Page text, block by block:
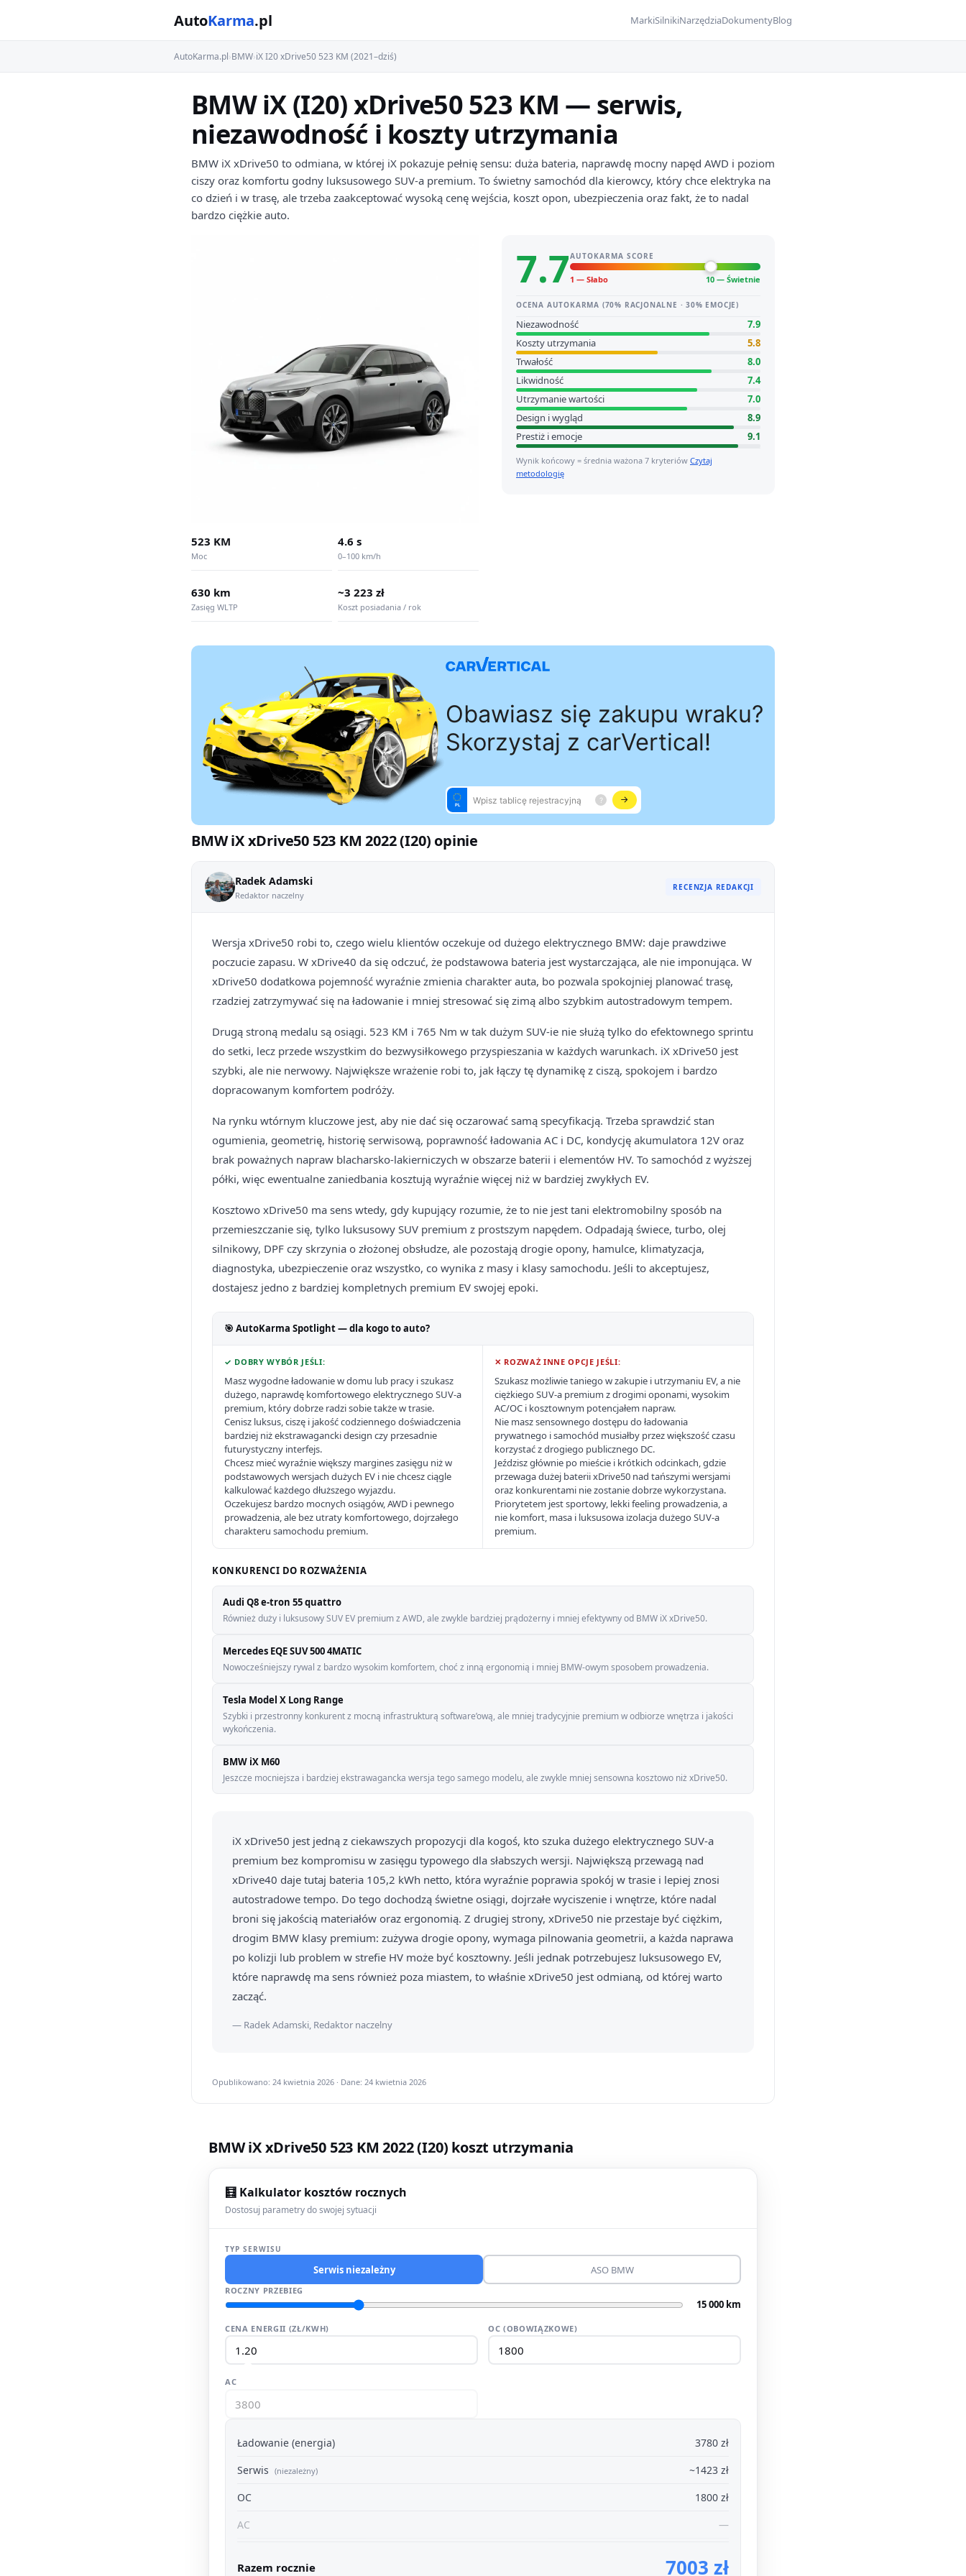
AutoKarma.pl MarkiSilnikiNarzędziaDokumentyBlog
AutoKarma.pl›BMW›iX I20 xDrive50 523 KM (2021–dziś)
BMW iX (I20) xDrive50 523 KM — serwis,
niezawodność i koszty utrzymania
BMW iX xDrive50 to odmiana, w której iX pokazuje pełnię sensu: duża bateria, naprawdę mocny napęd AWD i poziom
ciszy oraz komfortu godny luksusowego SUV-a premium. To świetny samochód dla kierowcy, który chce elektryka na
co dzień i w trasę, ale trzeba zaakceptować wysoką cenę wejścia, koszt opon, ubezpieczenia oraz fakt, że to nadal
bardzo ciężkie auto.
523 KM
Moc
4.6 s
0–100 km/h
630 km
Zasięg WLTP
~3 223 zł
Koszt posiadania / rok
7.7AUTOKARMA SCORE
1 — Słabo 10 — Świetnie
OCENA AUTOKARMA (70% RACJONALNE · 30% EMOCJE)
Niezawodność
7.9
Koszty utrzymania
5.8
Trwałość
8.0
Likwidność
7.4
Utrzymanie wartości
7.0
Design i wygląd
8.9
Prestiż i emocje
9.1
Wynik końcowy = średnia ważona 7 kryteriów Czytaj
metodologię
BMW iX xDrive50 523 KM 2022 (I20) opinie
Radek Adamski
Redaktor naczelny
RECENZJA REDAKCJI
Wersja xDrive50 robi to, czego wielu klientów oczekuje od dużego elektrycznego BMW: daje prawdziwe
poczucie zapasu. W xDrive40 da się odczuć, że podstawowa bateria jest wystarczająca, ale nie imponująca. W
xDrive50 dodatkowa pojemność wyraźnie zmienia charakter auta, bo pozwala spokojniej planować trasę,
rzadziej zatrzymywać się na ładowanie i mniej stresować się zimą albo szybkim autostradowym tempem.
Drugą stroną medalu są osiągi. 523 KM i 765 Nm w tak dużym SUV-ie nie służą tylko do efektownego sprintu
do setki, lecz przede wszystkim do bezwysiłkowego przyspieszania w każdych warunkach. iX xDrive50 jest
szybki, ale nie nerwowy. Największe wrażenie robi to, jak łączy tę dynamikę z ciszą, spokojem i bardzo
dopracowanym komfortem podróży.
Na rynku wtórnym kluczowe jest, aby nie dać się oczarować samą specyfikacją. Trzeba sprawdzić stan
ogumienia, geometrię, historię serwisową, poprawność ładowania AC i DC, kondycję akumulatora 12V oraz
brak poważnych napraw blacharsko-lakierniczych w obszarze baterii i elementów HV. To samochód z wyższej
półki, więc ewentualne zaniedbania kosztują wyraźnie więcej niż w bardziej zwykłych EV.
Kosztowo xDrive50 ma sens wtedy, gdy kupujący rozumie, że to nie jest tani elektromobilny sposób na
przemieszczanie się, tylko luksusowy SUV premium z prostszym napędem. Odpadają świece, turbo, olej
silnikowy, DPF czy skrzynia o złożonej obsłudze, ale pozostają drogie opony, hamulce, klimatyzacja,
diagnostyka, ubezpieczenie oraz wszystko, co wynika z masy i klasy samochodu. Jeśli to akceptujesz,
dostajesz jedno z bardziej kompletnych premium EV swojej epoki.
🎯 AutoKarma Spotlight — dla kogo to auto?
✓ DOBRY WYBÓR JEŚLI:
Masz wygodne ładowanie w domu lub pracy i szukasz
dużego, naprawdę komfortowego elektrycznego SUV-a
premium, który dobrze radzi sobie także w trasie.
Cenisz luksus, ciszę i jakość codziennego doświadczenia
bardziej niż ekstrawagancki design czy przesadnie
futurystyczny interfejs.
Chcesz mieć wyraźnie większy margines zasięgu niż w
podstawowych wersjach dużych EV i nie chcesz ciągle
kalkulować każdego dłuższego wyjazdu.
Oczekujesz bardzo mocnych osiągów, AWD i pewnego
prowadzenia, ale bez utraty komfortowego, dojrzałego
charakteru samochodu premium.
✕ ROZWAŻ INNE OPCJE JEŚLI:
Szukasz możliwie taniego w zakupie i utrzymaniu EV, a nie
ciężkiego SUV-a premium z drogimi oponami, wysokim
AC/OC i kosztownym potencjałem napraw.
Nie masz sensownego dostępu do ładowania
prywatnego i samochód musiałby przez większość czasu
korzystać z drogiego publicznego DC.
Jeździsz głównie po mieście i krótkich odcinkach, gdzie
przewaga dużej baterii xDrive50 nad tańszymi wersjami
oraz konkurentami nie zostanie dobrze wykorzystana.
Priorytetem jest sportowy, lekki feeling prowadzenia, a
nie komfort, masa i luksusowa izolacja dużego SUV-a
premium.
KONKURENCI DO ROZWAŻENIA
Audi Q8 e-tron 55 quattro
Również duży i luksusowy SUV EV premium z AWD, ale zwykle bardziej prądożerny i mniej efektywny od BMW iX xDrive50.
Mercedes EQE SUV 500 4MATIC
Nowocześniejszy rywal z bardzo wysokim komfortem, choć z inną ergonomią i mniej BMW-owym sposobem prowadzenia.
Tesla Model X Long Range
Szybki i przestronny konkurent z mocną infrastrukturą software’ową, ale mniej tradycyjnie premium w odbiorze wnętrza i jakości
wykończenia.
BMW iX M60
Jeszcze mocniejsza i bardziej ekstrawagancka wersja tego samego modelu, ale zwykle mniej sensowna kosztowo niż xDrive50.
iX xDrive50 jest jedną z ciekawszych propozycji dla kogoś, kto szuka dużego elektrycznego SUV-a
premium bez kompromisu w zasięgu typowego dla słabszych wersji. Największą przewagą nad
xDrive40 daje tutaj bateria 105,2 kWh netto, która wyraźnie poprawia spokój w trasie i lepiej znosi
autostradowe tempo. Do tego dochodzą świetne osiągi, dojrzałe wyciszenie i wnętrze, które nadal
broni się jakością materiałów oraz ergonomią. Z drugiej strony, xDrive50 nie przestaje być ciężkim,
drogim BMW klasy premium: zużywa drogie opony, wymaga pilnowania geometrii, a każda naprawa
po kolizji lub problem w strefie HV może być kosztowny. Jeśli jednak potrzebujesz luksusowego EV,
które naprawdę ma sens również poza miastem, to właśnie xDrive50 jest odmianą, od której warto
zacząć.
— Radek Adamski, Redaktor naczelny
Opublikowano: 24 kwietnia 2026 · Dane: 24 kwietnia 2026
BMW iX xDrive50 523 KM 2022 (I20) koszt utrzymania
🧮 Kalkulator kosztów rocznych
Dostosuj parametry do swojej sytuacji
TYP SERWISU
Serwis niezależny ASO BMW
ROCZNY PRZEBIEG
15 000 km
CENA ENERGII (ZŁ/KWH) OC (OBOWIĄZKOWE)
AC
Ładowanie (energia)
3780 zł
Serwis (niezależny)
~1423 zł
OC
1800 zł
AC
—
Razem rocznie 7003 zł